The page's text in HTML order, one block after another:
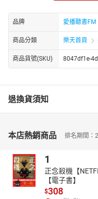
秋月在網上發表短文，描述
一個網友的資訊，要求和她
網友真正目的。網友到底有
頭懷疑她就是自己的親生媽
1955年生，馬來西亞吉打人
教師、專欄作家、出版編輯
馬來西亞第—屆鄉青中篇小
彩，且充滿人性光輝，讓孩
國、澳大利亞等國家，被越
著有散文集《大學生手記》
天》、《十月》、《閃亮的
牆》、《小黃鸝鳥》、《快
品牌 愛播聽書FM
商品分類 樂天首頁
商品貨號(SKU) 8047df1e-
退換貨須知
本店熱銷商品 排名期間
1
正念殺機【
【電子書】
$308